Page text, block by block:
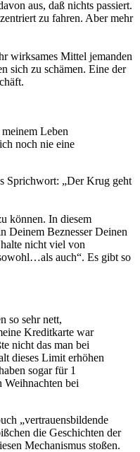
aus, daß nichts passiert.
zu fahren. Aber mehr
wirksames Mittel jemanden
sich zu schämen. Eine der
Leben
noch nie eine
Sprichwort: „Der Krug geht
können. In diesem
Deinem Beznesser Deinen
nicht viel von
auch“. Es gibt so
so sehr nett,
Kreditkarte war
nicht das man bei
dieses Limit erhöhen
sogar für 1
bei
„vertrauensbildende
die Geschichten der
Mechanismus stoßen.